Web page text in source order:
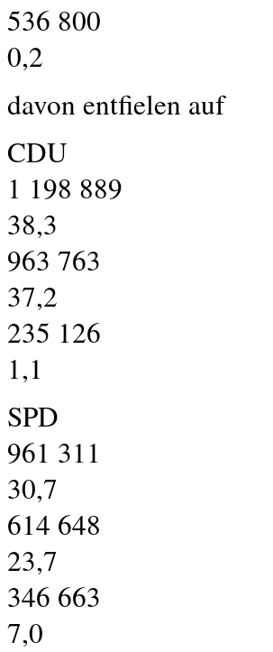
536 800
0,2
davon entfielen auf
CDU
1 198 889
38,3
963 763
37,2
235 126
1,1
SPD
961 311
30,7
614 648
23,7
346 663
7,0